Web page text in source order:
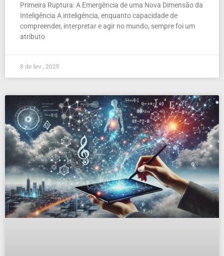
Primeira Ruptura: A Emergência de uma Nova Dimensão da
Inteligência A inteligência, enquanto capacidade de
compreender, interpretar e agir no mundo, sempre foi um
atributo
8 de fev , 2025